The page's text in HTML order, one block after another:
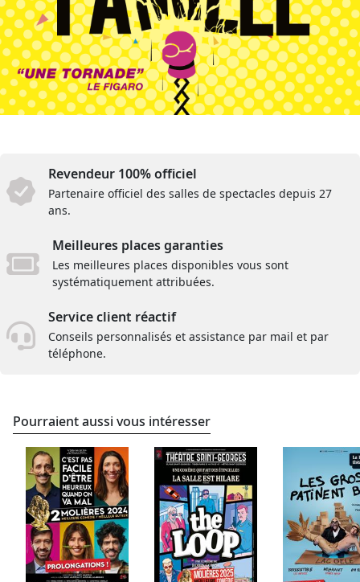
Revendeur 100% officiel
Partenaire officiel des salles de spectacles depuis 27
ans.
Meilleures places garanties
Les meilleures places disponibles vous sont
systématiquement attribuées.
Service client réactif
Conseils personnalisés et assistance par mail et par
téléphone.
Pourraient aussi vous intéresser